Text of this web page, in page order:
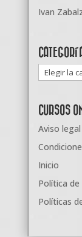
Ivan
Categorías
CURSOS
Aviso legal
Inicio
Política de
Políticas